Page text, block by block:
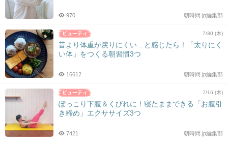
朝時間.jp編集部
970
7/30 (木)
昔より体重が戻りにくい…と感じたら！「太りにく
い体」をつくる朝習慣3つ
朝時間.jp編集部
16612
7/16 (木)
ぽっこり下腹＆くびれに！寝たままできる「お腹引
き締め」エクササイズ3つ
朝時間.jp編集部
7421